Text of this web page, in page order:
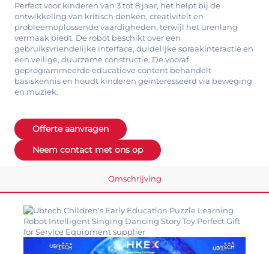
Perfect voor kinderen van 3 tot 8 jaar, het helpt bij de
ontwikkeling van kritisch denken, creativiteit en
probleemoplossende vaardigheden, terwijl het urenlang
vermaak biedt. De robot beschikt over een
gebruiksvriendelijke interface, duidelijke spraakinteractie en
een veilige, duurzame constructie. De vooraf
geprogrammeerde educatieve content behandelt
basiskennis en houdt kinderen geïnteresseerd via beweging
en muziek.
Offerte aanvragen
Neem contact met ons op
Omschrijving